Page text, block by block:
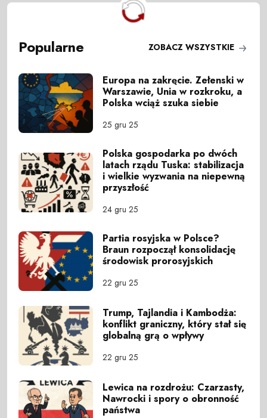
Popularne ZOBACZ WSZYSTKIE
Europa na zakręcie. Zełenski w
Warszawie, Unia w rozkroku, a
Polska wciąż szuka siebie
25 gru 25
Polska gospodarka po dwóch
latach rządu Tuska: stabilizacja
i wielkie wyzwania na niepewną
przyszłość
24 gru 25
Partia rosyjska w Polsce?
Braun rozpoczął konsolidację
środowisk prorosyjskich
22 gru 25
Trump, Tajlandia i Kambodża:
konflikt graniczny, który stał się
globalną grą o wpływy
22 gru 25
Lewica na rozdrożu: Czarzasty,
Nawrocki i spory o obronność
państwa